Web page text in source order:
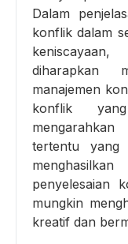
Dalam
konflik dalam
diharapkan
manajemen
konflik
tertentu yang
penyelesaian
mungkin
kreatif dan